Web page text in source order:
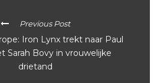
Previous Post
Iron Lynx trekt naar Paul
Sarah Bovy in vrouwelijke
drietand